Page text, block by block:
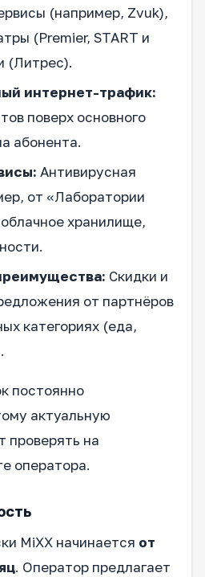
(например, Zvuk),
(Premier, START и
(Литрес).
интернет-трафик:
поверх основного
абонента.
Антивирусная
от «Лаборатории
хранилище,
Скидки и
от партнёров
категориях (еда,
постоянно
актуальную
проверять на
оператора.
MiXX начинается от
. Оператор предлагает